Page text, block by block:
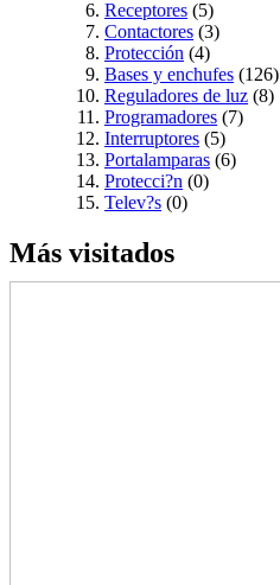
Receptores (5)
Contactores (3)
Protección (4)
Bases y enchufes (126)
Reguladores de luz (8)
Programadores (7)
Interruptores (5)
Portalamparas (6)
Protecci?n (0)
Telev?s (0)
Más visitados